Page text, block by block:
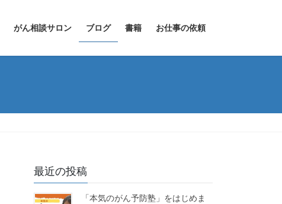
がん相談サロン ブログ 書籍 お仕事の依頼
最近の投稿
「本気のがん予防塾」をはじめま